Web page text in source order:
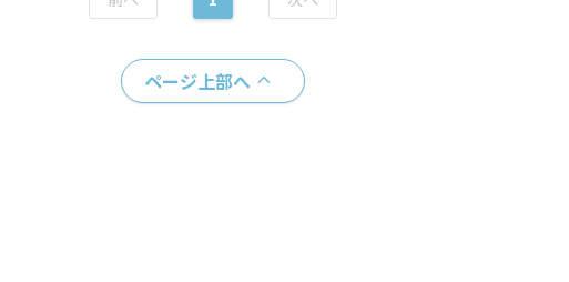
ページ上部へ